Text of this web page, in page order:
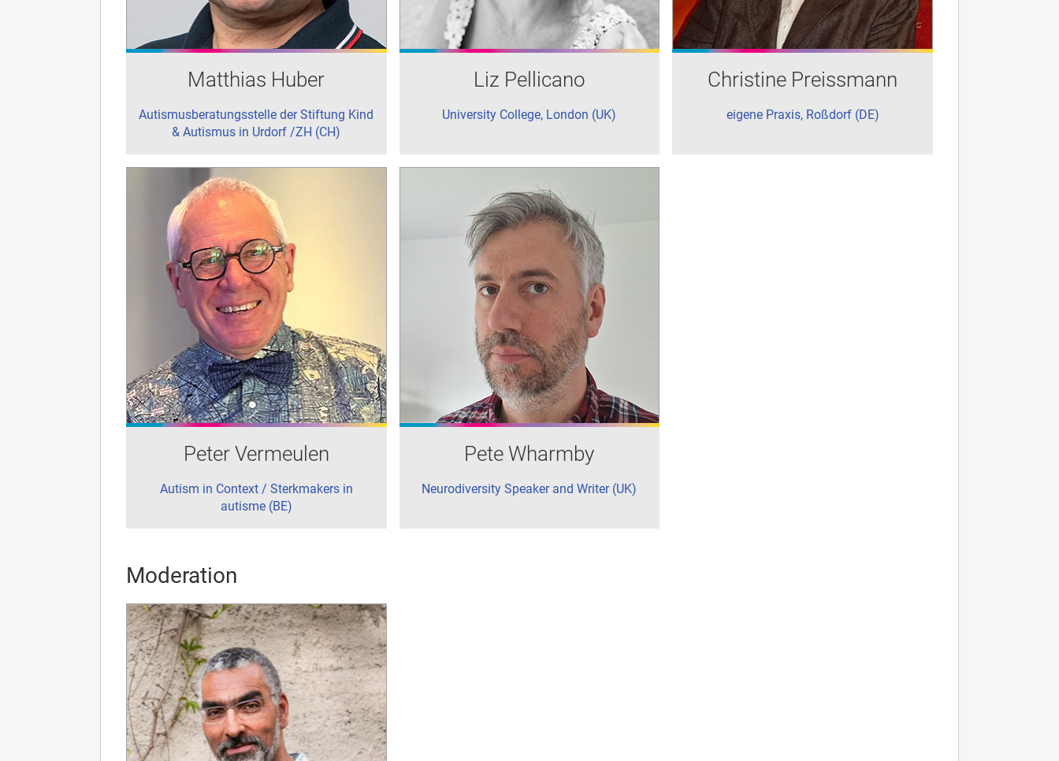
Matthias Huber
Autismusberatungsstelle der Stiftung Kind
& Autismus in Urdorf /ZH (CH)
Liz Pellicano
University College, London (UK)
Christine Preissmann
eigene Praxis, Roßdorf (DE)
Peter Vermeulen
Autism in Context / Sterkmakers in
autisme (BE)
Pete Wharmby
Neurodiversity Speaker and Writer (UK)
Moderation